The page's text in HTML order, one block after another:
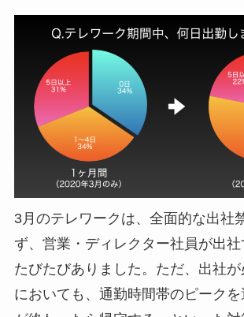
3月のテレワークは、全面的な出社
ず、営業・ディレクター社員が出
たびたびありました。ただ、出社が
においても、通勤時間帯のピーク